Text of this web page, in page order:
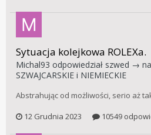
Sytuacja kolejkowa ROLEXa.
Michal93 odpowiedział szwed →
SZWAJCARSKIE i NIEMIECKIE
Abstrahując od możliwości, serio aż
12 Grudnia 2023
10549